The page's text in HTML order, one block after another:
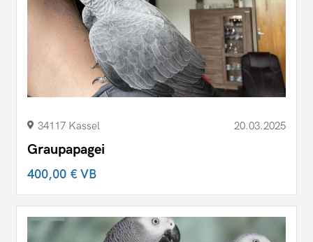
34117 Kassel 20.03.2025
Graupapagei
400,00 €VB